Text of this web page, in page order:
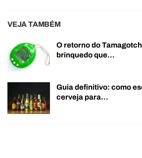
VEJA TAMBÉM
O retorno do
brinquedo que…
Guia definitivo: como
cerveja para…